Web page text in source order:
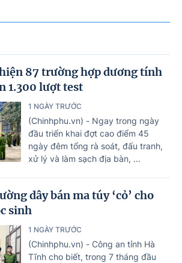
87 trường hợp dương tính
1.300 lượt test
1 NGÀY TRƯỚC
(Chinhphu.vn) - Ngay trong ngày
đầu triển khai đợt cao điểm 45
ngày đêm tổng rà soát, đấu tranh,
xử lý và làm sạch địa bàn, ...
dây bán ma túy ‘cỏ’ cho
sinh
1 NGÀY TRƯỚC
(Chinhphu.vn) - Công an tỉnh Hà
Tĩnh cho biết, trong 7 tháng đầu